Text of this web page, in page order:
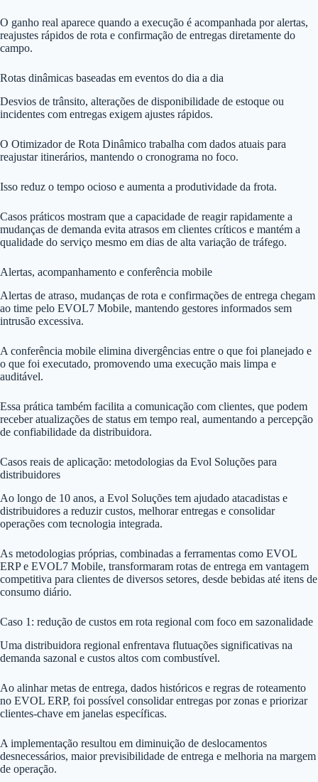
O ganho real aparece quando a execução é acompanhada por alertas,
reajustes rápidos de rota e confirmação de entregas diretamente do
campo.
Rotas dinâmicas baseadas em eventos do dia a dia
Desvios de trânsito, alterações de disponibilidade de estoque ou
incidentes com entregas exigem ajustes rápidos.
O Otimizador de Rota Dinâmico trabalha com dados atuais para
reajustar itinerários, mantendo o cronograma no foco.
Isso reduz o tempo ocioso e aumenta a produtividade da frota.
Casos práticos mostram que a capacidade de reagir rapidamente a
mudanças de demanda evita atrasos em clientes críticos e mantém a
qualidade do serviço mesmo em dias de alta variação de tráfego.
Alertas, acompanhamento e conferência mobile
Alertas de atraso, mudanças de rota e confirmações de entrega chegam
ao time pelo EVOL7 Mobile, mantendo gestores informados sem
intrusão excessiva.
A conferência mobile elimina divergências entre o que foi planejado e
o que foi executado, promovendo uma execução mais limpa e
auditável.
Essa prática também facilita a comunicação com clientes, que podem
receber atualizações de status em tempo real, aumentando a percepção
de confiabilidade da distribuidora.
Casos reais de aplicação: metodologias da Evol Soluções para
distribuidores
Ao longo de 10 anos, a Evol Soluções tem ajudado atacadistas e
distribuidores a reduzir custos, melhorar entregas e consolidar
operações com tecnologia integrada.
As metodologias próprias, combinadas a ferramentas como EVOL
ERP e EVOL7 Mobile, transformaram rotas de entrega em vantagem
competitiva para clientes de diversos setores, desde bebidas até itens de
consumo diário.
Caso 1: redução de custos em rota regional com foco em sazonalidade
Uma distribuidora regional enfrentava flutuações significativas na
demanda sazonal e custos altos com combustível.
Ao alinhar metas de entrega, dados históricos e regras de roteamento
no EVOL ERP, foi possível consolidar entregas por zonas e priorizar
clientes-chave em janelas específicas.
A implementação resultou em diminuição de deslocamentos
desnecessários, maior previsibilidade de entrega e melhoria na margem
de operação.